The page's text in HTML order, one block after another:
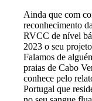
Ainda que com
reconhecimento
RVCC de nível
2023 o seu
Falamos de
praias de Cabo
conhece pelo
Portugal que